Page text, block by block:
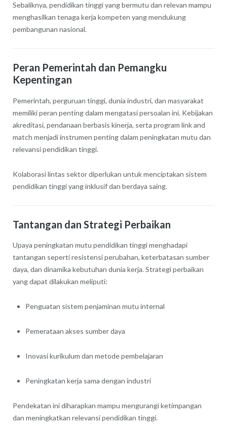
Sebaliknya, pendidikan tinggi yang bermutu dan relevan mampu
menghasilkan tenaga kerja kompeten yang mendukung
pembangunan nasional.
Peran Pemerintah dan Pemangku
Kepentingan
Pemerintah, perguruan tinggi, dunia industri, dan masyarakat
memiliki peran penting dalam mengatasi persoalan ini. Kebijakan
akreditasi, pendanaan berbasis kinerja, serta program link and
match menjadi instrumen penting dalam peningkatan mutu dan
relevansi pendidikan tinggi.
Kolaborasi lintas sektor diperlukan untuk menciptakan sistem
pendidikan tinggi yang inklusif dan berdaya saing.
Tantangan dan Strategi Perbaikan
Upaya peningkatan mutu pendidikan tinggi menghadapi
tantangan seperti resistensi perubahan, keterbatasan sumber
daya, dan dinamika kebutuhan dunia kerja. Strategi perbaikan
yang dapat dilakukan meliputi:
Penguatan sistem penjaminan mutu internal
Pemerataan akses sumber daya
Inovasi kurikulum dan metode pembelajaran
Peningkatan kerja sama dengan industri
Pendekatan ini diharapkan mampu mengurangi ketimpangan
dan meningkatkan relevansi pendidikan tinggi.